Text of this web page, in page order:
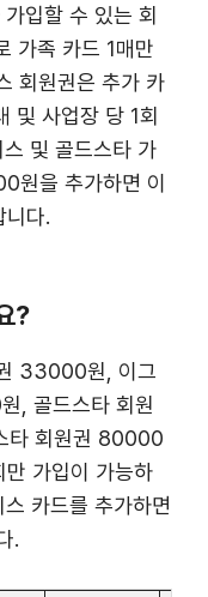
입할 수 있는 회
가족 카드 1매만
회원권은 추가 카
및 사업장 당 1회
및 골드스타 가
원을 추가하면 이
니다.
?
33000원, 이그
, 골드스타 회원
타 회원권 80000
가입이 가능하
카드를 추가하면
.